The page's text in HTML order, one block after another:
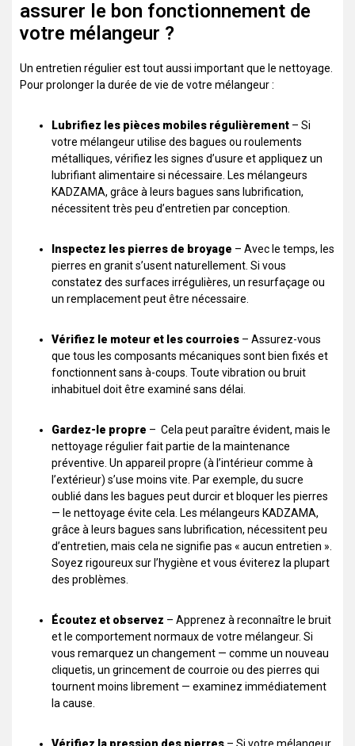
assurer le bon fonctionnement de
votre mélangeur ?
Un entretien régulier est tout aussi important que le nettoyage.
Pour prolonger la durée de vie de votre mélangeur :
Lubrifiez les pièces mobiles régulièrement – Si
votre mélangeur utilise des bagues ou roulements
métalliques, vérifiez les signes d’usure et appliquez un
lubrifiant alimentaire si nécessaire. Les mélangeurs
KADZAMA, grâce à leurs bagues sans lubrification,
nécessitent très peu d’entretien par conception.
Inspectez les pierres de broyage – Avec le temps, les
pierres en granit s’usent naturellement. Si vous
constatez des surfaces irrégulières, un resurfaçage ou
un remplacement peut être nécessaire.
Vérifiez le moteur et les courroies – Assurez-vous
que tous les composants mécaniques sont bien fixés et
fonctionnent sans à-coups. Toute vibration ou bruit
inhabituel doit être examiné sans délai.
Gardez-le propre – Cela peut paraître évident, mais le
nettoyage régulier fait partie de la maintenance
préventive. Un appareil propre (à l’intérieur comme à
l’extérieur) s’use moins vite. Par exemple, du sucre
oublié dans les bagues peut durcir et bloquer les pierres
— le nettoyage évite cela. Les mélangeurs KADZAMA,
grâce à leurs bagues sans lubrification, nécessitent peu
d’entretien, mais cela ne signifie pas « aucun entretien ».
Soyez rigoureux sur l’hygiène et vous éviterez la plupart
des problèmes.
Écoutez et observez – Apprenez à reconnaître le bruit
et le comportement normaux de votre mélangeur. Si
vous remarquez un changement — comme un nouveau
cliquetis, un grincement de courroie ou des pierres qui
tournent moins librement — examinez immédiatement
la cause.